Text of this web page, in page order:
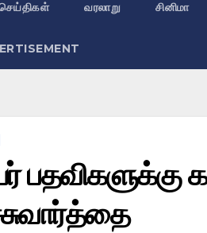
வரலாறு சினிமா
பதவிகளுக்கு